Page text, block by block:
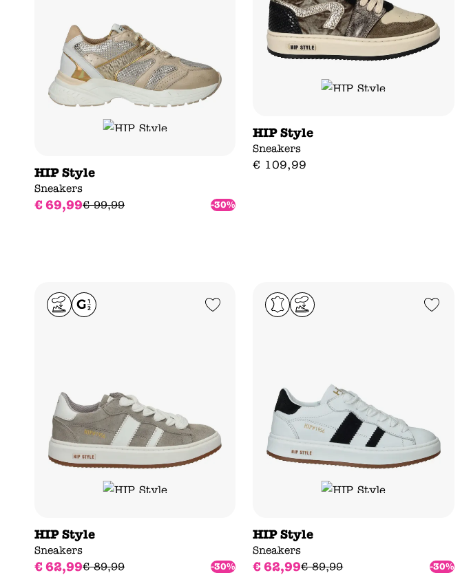
HIP Style
Sneakers
€69,99€ 99,99 -30%
HIP Style
Sneakers
€ 109,99
Add to Wishlist
HIP Style
Sneakers
€62,99€ 89,99 -30%
Add to Wishlist
HIP Style
Sneakers
€62,99€ 89,99 -30%